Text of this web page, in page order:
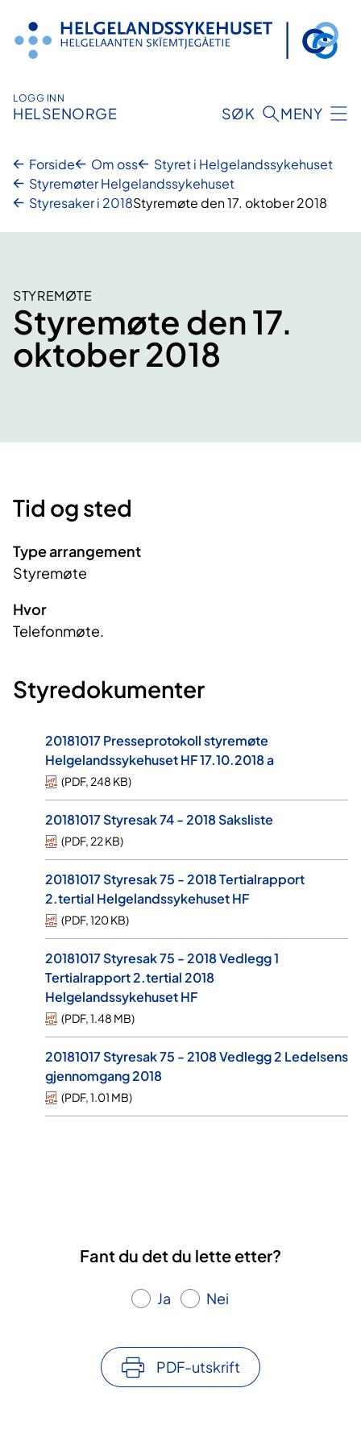
innhold
LOGG INN
HELSENORGE SØK MENY
Forside Om oss
Styret i Helgelandssykehuset
Styremøter Helgelandssykehuset
Styresaker i 2018Styremøte den 17. oktober 2018
STYREMØTE
Styremøte den 17.
oktober 2018
Tid og sted
Type arrangement
Styremøte
Hvor
Telefonmøte.
Styredokumenter
20181017 Presseprotokoll styremøte
Helgelandssykehuset HF 17.10.2018 a
(PDF, 248 KB)
20181017 Styresak 74 - 2018 Saksliste
(PDF, 22 KB)
20181017 Styresak 75 - 2018 Tertialrapport
2.tertial Helgelandssykehuset HF
(PDF,120 KB)
20181017 Styresak 75 - 2018 Vedlegg 1
Tertialrapport 2.tertial 2018
Helgelandssykehuset HF
(PDF,1.48 MB)
20181017 Styresak 75 - 2108 Vedlegg 2 Ledelsens
gjennomgang 2018
(PDF,1.01 MB)
Fant du det du lette etter?
Ja Nei
PDF-utskrift